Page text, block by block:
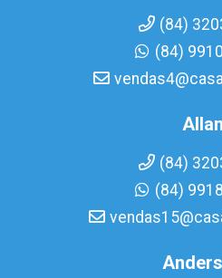
(84)
(84)
Allan
(84)
(84)